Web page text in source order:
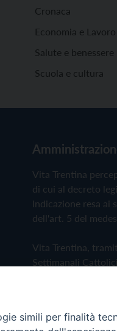
Cronaca
Economia e Lavoro
Salute e benessere
Scuola e cultura
Vita Trentina
di cui al decreto
Indicazione resa ai
dell'art. 5 del
Vita Trentina,
Settimanali
Privacy Policy
simili per finalità